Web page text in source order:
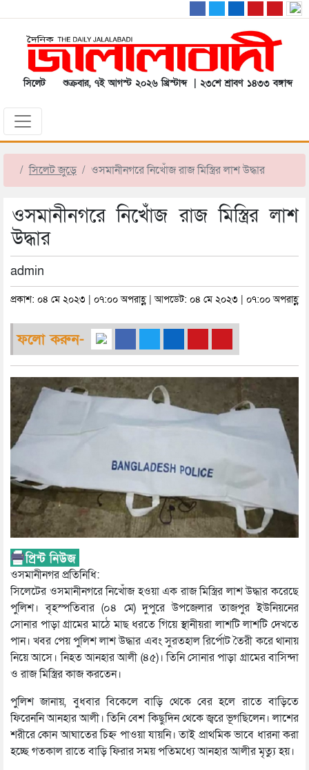
সিলেট শুক্রবার, ৭ই আগস্ট ২০২৬ খ্রিস্টাব্দ | ২৩শে শ্রাবণ ১৪৩৩ বঙ্গাব্দ
সিলেট জুড়ে ওসমানীনগরে নিখোঁজ রাজ মিস্ত্রির লাশ উদ্ধার
ওসমানীনগরে নিখোঁজ রাজ মিস্ত্রির লাশ
উদ্ধার
admin
প্রকাশ: ০৪ মে ২০২৩ | ০৭:০০ অপরাহ্ণ | আপডেট: ০৪ মে ২০২৩ | ০৭:০০ অপরাহ্ণ
ফলো করুন-
ওসমানীনগর প্রতিনিধি:
সিলেটের ওসমানীনগরে নিখোঁজ হওয়া এক রাজ মিস্ত্রির লাশ উদ্ধার করেছে
পুলিশ। বৃহস্পতিবার (০৪ মে) দুপুরে উপজেলার তাজপুর ইউনিয়নের
সোনার পাড়া গ্রামের মাঠে মাছ ধরতে গিয়ে স্থানীয়রা লাশটি লাশটি দেখতে
পান। খবর পেয় পুলিশ লাশ উদ্ধার এবং সুরতহাল রির্পোট তৈরী করে থানায়
নিয়ে আসে। নিহত আনহার আলী (৪৫)। তিনি সোনার পাড়া গ্রামের বাসিন্দা
ও রাজ মিস্ত্রির কাজ করতেন।
পুলিশ জানায়, বুধবার বিকেলে বাড়ি থেকে বের হলে রাতে বাড়িতে
ফিরেননি আনহার আলী। তিনি বেশ কিছুদিন থেকে জ্বরে ভূগছিলেন। লাশের
শরীরে কোন আঘাতের চিহ্ন পাওয়া যায়নি। তাই প্রাথমিক ভাবে ধারনা করা
হচ্ছে গতকাল রাতে বাড়ি ফিরার সময় পতিমধ্যে আনহার আলীর মৃত্যু হয়।